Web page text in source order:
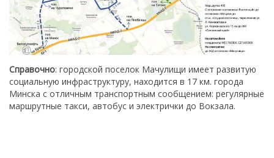
Справочно: городской поселок Мачулищи имеет развитую
социальную инфраструктуру, находится в 17 км. города
Минска с отличным транспортным сообщением: регулярные
маршрутные такси, автобус и электрички до Вокзала.